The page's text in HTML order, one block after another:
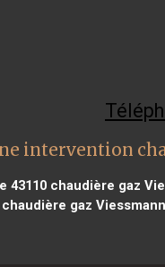
intervention
43110 chaudière gaz
chaudière gaz